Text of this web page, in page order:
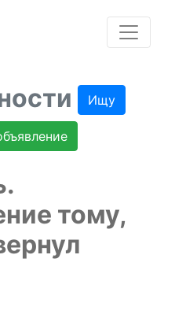
Ищу
тому,